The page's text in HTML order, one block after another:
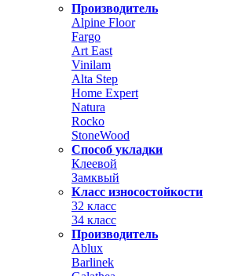
Производитель
Alpine Floor
Fargo
Art East
Vinilam
Alta Step
Home Expert
Natura
Rocko
StoneWood
Способ укладки
Клеевой
Замквый
Класс износостойкости
32 класс
34 класс
Производитель
Ablux
Barlinek